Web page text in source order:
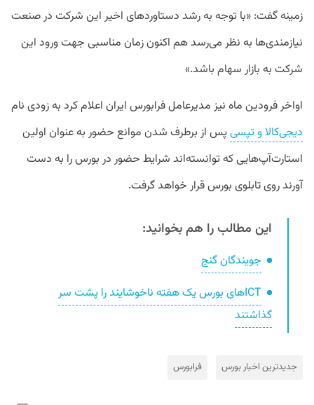
زمینه گفت: «با توجه به رشد دستاوردهای اخیر این شرکت در صنعت
نیازمندی‌ها به نظر می‌رسد هم اکنون زمان مناسبی جهت ورود این
شرکت به بازار سهام باشد.»
اواخر فرودین ماه نیز مدیرعامل فرابورس ایران اعلام کرد به زودی نام
دیجی‌کالا و تپسیپس از برطرف شدن موانع حضور به عنوان اولین
استارت‌‌آپ‌هایی که توانسته‌اند شرایط حضور در بورس را به دست
آورند روی تابلوی بورس قرار خواهد گرفت.
این مطالب را هم بخوانید:
جویندگان گنج
ICTهای بورس یک هفته ناخوشایند را پشت سر
گذاشتند
جدیدترین اخبار بورس فرابورس